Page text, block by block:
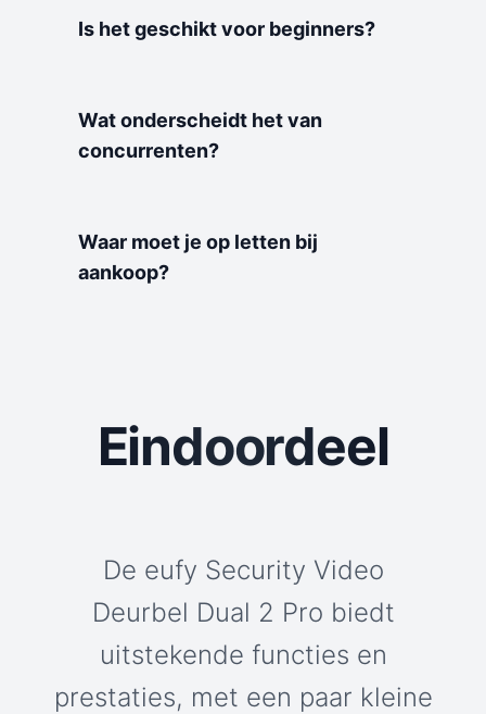
Is het geschikt voor beginners?
Wat onderscheidt het van
concurrenten?
Waar moet je op letten bij
aankoop?
Eindoordeel
De eufy Security Video
Deurbel Dual 2 Pro biedt
uitstekende functies en
prestaties, met een paar kleine